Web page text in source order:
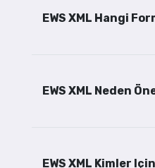
EWS XML Hangi
EWS XML Neden
EWS XML Kimler